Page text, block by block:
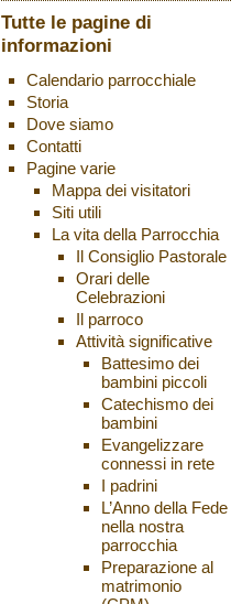
Tutte le pagine di
informazioni
Calendario parrocchiale
Storia
Dove siamo
Contatti
Pagine varie
Mappa dei visitatori
Siti utili
La vita della Parrocchia
Il Consiglio Pastorale
Orari delle
Celebrazioni
Il parroco
Attività significative
Battesimo dei
bambini piccoli
Catechismo dei
bambini
Evangelizzare
connessi in rete
I padrini
L’Anno della Fede
nella nostra
parrocchia
Preparazione al
matrimonio